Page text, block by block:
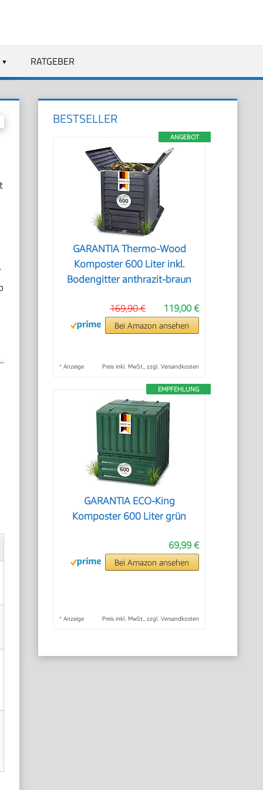
RATGEBER
BESTSELLER
ANGEBOT
GARANTIA Thermo-Wood
Komposter 600 Liter inkl.
Bodengitter anthrazit-braun
119,00 €
169,90 €
Bei Amazon ansehen
* Anzeige Preis inkl. MwSt., zzgl. Versandkosten
EMPFEHLUNG
GARANTIA ECO-King
Komposter 600 Liter grün
69,99 €
Bei Amazon ansehen
* Anzeige Preis inkl. MwSt., zzgl. Versandkosten